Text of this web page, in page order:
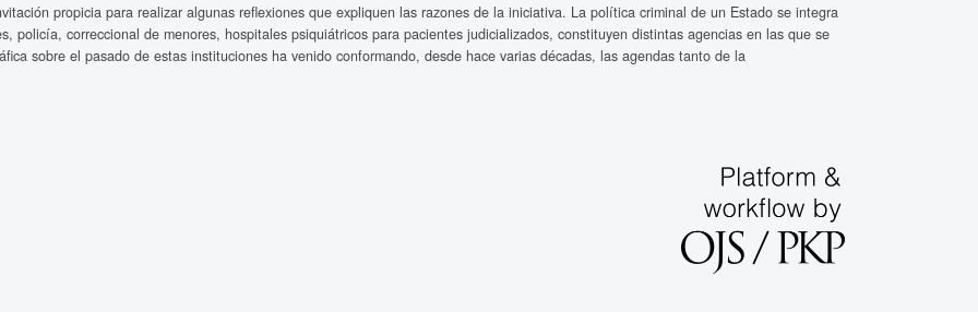
propicia para realizar algunas reflexiones que expliquen las razones de la iniciativa. La política criminal de un Estado se integra
policía, correccional de menores, hospitales psiquiátricos para pacientes judicializados, constituyen distintas agencias en las que se
sobre el pasado de estas instituciones ha venido conformando, desde hace varias décadas, las agendas tanto de la